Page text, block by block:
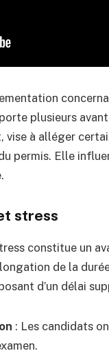
plusieurs
vise à alléger
permis. Elle
stress
constitue un
de la
d’un délai
: Les candidats